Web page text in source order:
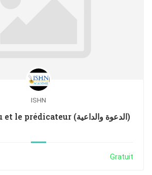
ISHN
L’appel à Dieu et le prédicateur (الدعوة والداعية)
Gratuit